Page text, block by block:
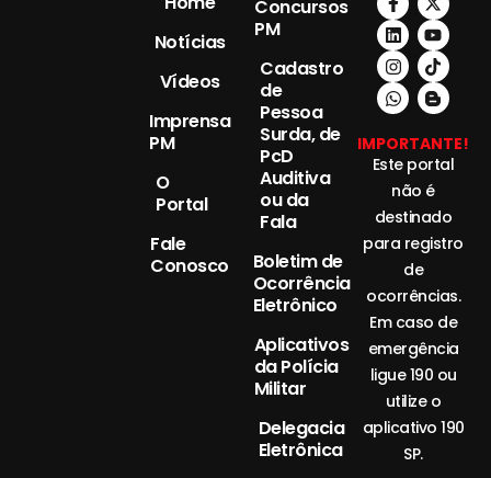
Notícias
Vídeos
Imprensa
PM
O
Portal
Fale
Conosco
Concursos
PM
Cadastro
de
Pessoa
Surda, de
PcD
Auditiva
ou da
Fala
Boletim de
Ocorrência
Eletrônico
Aplicativos
da Polícia
Militar
Delegacia
Eletrônica
IMPORTANTE!
Este portal
não é
destinado
para registro
de
ocorrências.
Em caso de
emergência
ligue 190 ou
utilize o
aplicativo 190
SP.